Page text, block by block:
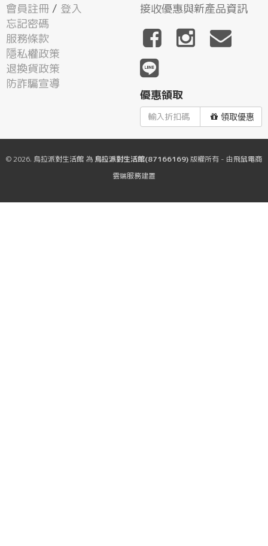
會員註冊 / 登入
忘記密碼
服務條款
隱私權政策
退換貨政策
防詐騙宣導
接收優惠與新產品資訊
優惠領取
領取優惠
© 2026. 烏拉派對生活館 為 烏拉派對生活館(87166169)版權所有 - 由飛鼠電商
雲端服務建置